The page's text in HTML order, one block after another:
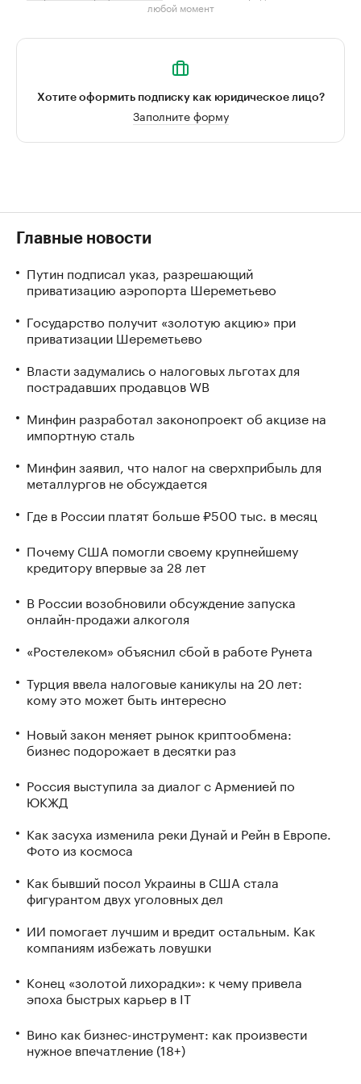
любой момент
Хотите оформить подписку как юридическое лицо?
Заполните форму
Главные новости
Путин подписал указ, разрешающий
приватизацию аэропорта Шереметьево
Государство получит «золотую акцию» при
приватизации Шереметьево
Власти задумались о налоговых льготах для
пострадавших продавцов WB
Минфин разработал законопроект об акцизе на
импортную сталь
Минфин заявил, что налог на сверхприбыль для
металлургов не обсуждается
Где в России платят больше ₽500 тыс. в месяц
Почему США помогли своему крупнейшему
кредитору впервые за 28 лет
В России возобновили обсуждение запуска
онлайн-продажи алкоголя
«Ростелеком» объяснил сбой в работе Рунета
Турция ввела налоговые каникулы на 20 лет:
кому это может быть интересно
Новый закон меняет рынок криптообмена:
бизнес подорожает в десятки раз
Россия выступила за диалог с Арменией по
ЮКЖД
Как засуха изменила реки Дунай и Рейн в Европе.
Фото из космоса
Как бывший посол Украины в США стала
фигурантом двух уголовных дел
ИИ помогает лучшим и вредит остальным. Как
компаниям избежать ловушки
Конец «золотой лихорадки»: к чему привела
эпоха быстрых карьер в IT
Вино как бизнес-инструмент: как произвести
нужное впечатление (18+)